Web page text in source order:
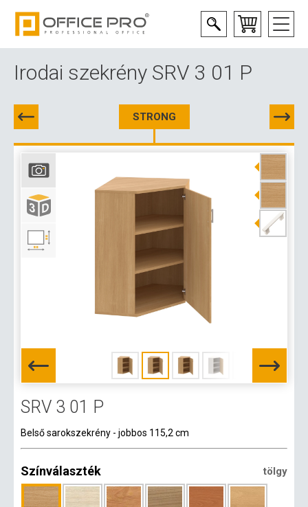
Irodai szekrény SRV 3 01 P
STRONG
SRV 3 01 P
Belső sarokszekrény - jobbos 115,2 cm
Színválaszték tölgy